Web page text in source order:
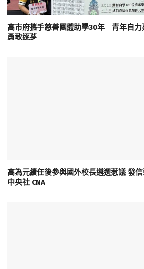
高市府攜手慈善團體助學30年 青年自力
勇敢逐夢
高為元續任後參與國外校長遴選惹議 發
中央社 CNA